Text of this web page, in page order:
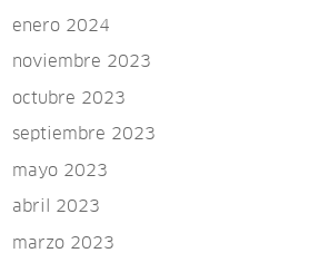
enero 2024
noviembre 2023
octubre 2023
septiembre 2023
mayo 2023
abril 2023
marzo 2023